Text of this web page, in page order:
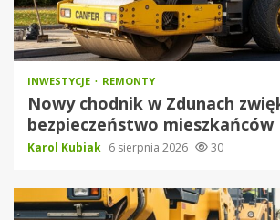
INWESTYCJE REMONTY
Nowy chodnik w Zdunach
bezpieczeństwo mieszkańców
Karol Kubiak 6 sierpnia 2026 30